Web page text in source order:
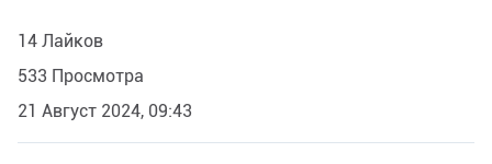
14 Лайков
533 Просмотра
21 Август 2024, 09:43